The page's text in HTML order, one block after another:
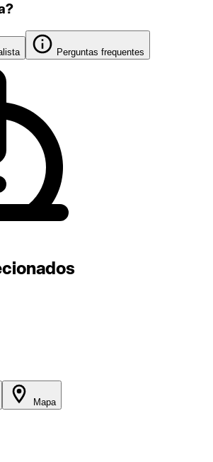
Perguntas frequentes
Mapa